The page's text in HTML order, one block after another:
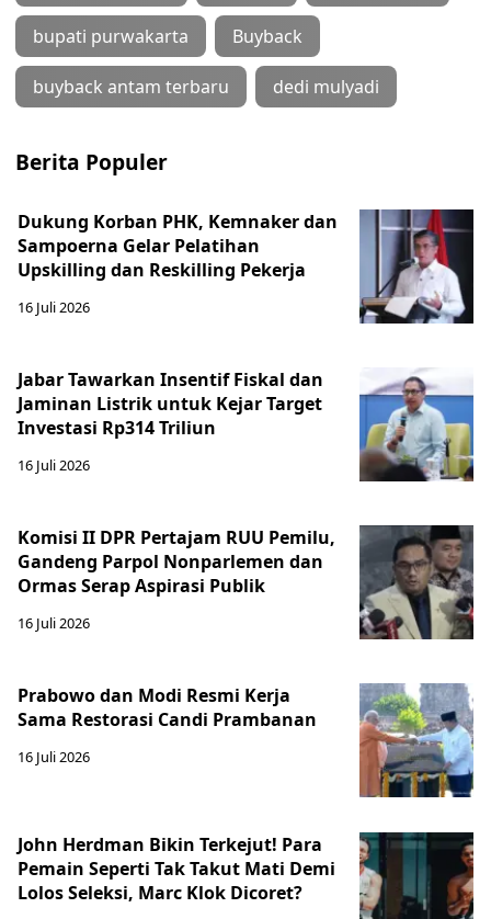
bupati purwakarta Buyback
buyback antam terbaru dedi mulyadi
Berita Populer
Dukung Korban PHK, Kemnaker dan
Sampoerna Gelar Pelatihan
Upskilling dan Reskilling Pekerja
16 Juli 2026
Jabar Tawarkan Insentif Fiskal dan
Jaminan Listrik untuk Kejar Target
Investasi Rp314 Triliun
16 Juli 2026
Komisi II DPR Pertajam RUU Pemilu,
Gandeng Parpol Nonparlemen dan
Ormas Serap Aspirasi Publik
16 Juli 2026
Prabowo dan Modi Resmi Kerja
Sama Restorasi Candi Prambanan
16 Juli 2026
John Herdman Bikin Terkejut! Para
Pemain Seperti Tak Takut Mati Demi
Lolos Seleksi, Marc Klok Dicoret?